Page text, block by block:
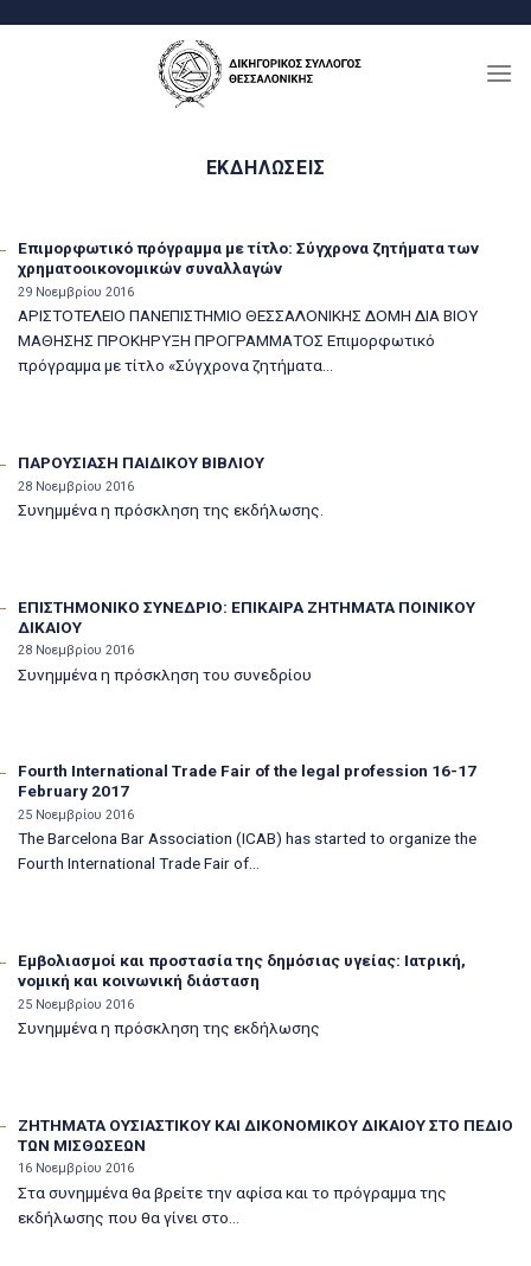
ΕΚΔΗΛΏΣΕΙΣ
Επιμορφωτικό πρόγραμμα με τίτλο: Σύγχρονα ζητήματα των
χρηματοοικονομικών συναλλαγών
29 Νοεμβρίου 2016
ΑΡΙΣΤΟΤΕΛΕΙΟ ΠΑΝΕΠΙΣΤΗΜΙΟ ΘΕΣΣΑΛΟΝΙΚΗΣ ΔΟΜΗ ΔΙΑ ΒΙΟΥ
ΜΑΘΗΣΗΣ ΠΡΟΚΗΡΥΞΗ ΠΡΟΓΡΑΜΜΑΤΟΣ Επιμορφωτικό
πρόγραμμα με τίτλο «Σύγχρονα ζητήματα...
ΠΑΡΟΥΣΙΑΣΗ ΠΑΙΔΙΚΟΥ ΒΙΒΛΙΟΥ
28 Νοεμβρίου 2016
Συνημμένα η πρόσκληση της εκδήλωσης.
ΕΠΙΣΤΗΜΟΝΙΚΟ ΣΥΝΕΔΡΙΟ: ΕΠΙΚΑΙΡΑ ΖΗΤΗΜΑΤΑ ΠΟΙΝΙΚΟΥ
ΔΙΚΑΙΟΥ
28 Νοεμβρίου 2016
Συνημμένα η πρόσκληση του συνεδρίου
Fourth International Trade Fair of the legal profession 16-17
February 2017
25 Νοεμβρίου 2016
The Barcelona Bar Association (ICAB) has started to organize the
Fourth International Trade Fair of...
Εμβολιασμοί και προστασία της δημόσιας υγείας: Ιατρική,
νομική και κοινωνική διάσταση
25 Νοεμβρίου 2016
Συνημμένα η πρόσκληση της εκδήλωσης
ΖΗΤΗΜΑΤΑ ΟΥΣΙΑΣΤΙΚΟΥ ΚΑΙ ΔΙΚΟΝΟΜΙΚΟΥ ΔΙΚΑΙΟΥ ΣΤΟ ΠΕΔΙΟ
ΤΩΝ ΜΙΣΘΩΣΕΩΝ
16 Νοεμβρίου 2016
Στα συνημμένα θα βρείτε την αφίσα και το πρόγραμμα της
εκδήλωσης που θα γίνει στο...